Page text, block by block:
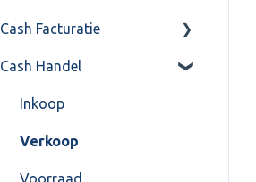
API 4.0 (REST API)
Cash Facturatie
Factureren
Instellingen
Algemeen
Formulierlayout
Cash Handel
Inkoop
Verkoop
Voorraad